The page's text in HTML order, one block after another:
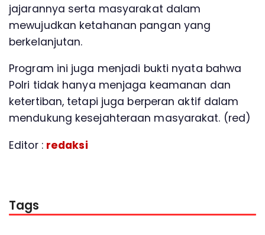
jajarannya serta masyarakat dalam
mewujudkan ketahanan pangan yang
berkelanjutan.
Program ini juga menjadi bukti nyata bahwa
Polri tidak hanya menjaga keamanan dan
ketertiban, tetapi juga berperan aktif dalam
mendukung kesejahteraan masyarakat. (red)
Editor : redaksi
Tags